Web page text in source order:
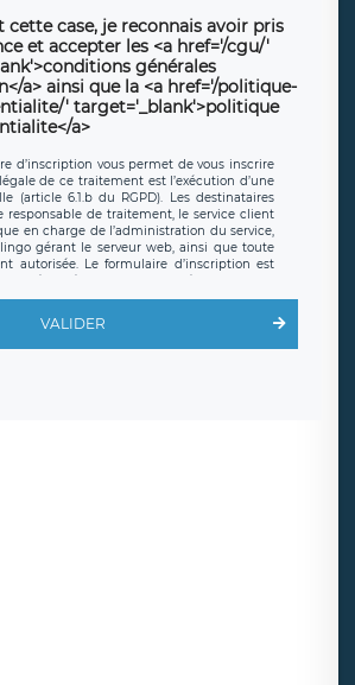
cette case, je reconnais avoir pris
et accepter les <a href='/cgu/'
générales
a> ainsi que la <a href='/politique-
' target='_blank'>politique
a>
d’inscription vous permet de vous inscrire
de ce traitement est l’exécution d’une
(article 6.1.b du RGPD). Les destinataires
responsable de traitement, le service client
en charge de l’administration du service,
gérant le serveur web, ainsi que toute
autorisée. Le formulaire d’inscription est
de protection conformes au RGPD. Les
étant entendu que vous pouvez
de vos données et retirer votre
VALIDER